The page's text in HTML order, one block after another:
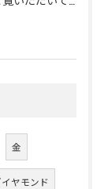
金
ヤモンド